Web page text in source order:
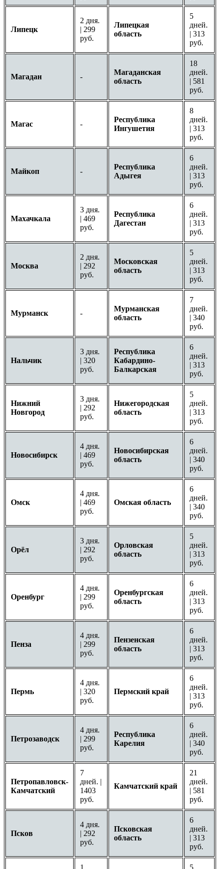
Липецк
2 дня.
| 299
руб.
Липецкая
область
5
дней.
| 313
руб.
Магадан -
Магаданская
область
18
дней.
| 581
руб.
Магас -
Республика
Ингушетия
8
дней.
| 313
руб.
Майкоп -
Республика
Адыгея
6
дней.
| 313
руб.
Махачкала
3 дня.
| 469
руб.
Республика
Дагестан
6
дней.
| 313
руб.
Москва
2 дня.
| 292
руб.
Московская
область
5
дней.
| 313
руб.
Мурманск -
Мурманская
область
7
дней.
| 340
руб.
Нальчик
3 дня.
| 320
руб.
Республика
Кабардино-
Балкарская
6
дней.
| 313
руб.
Нижний
Новгород
3 дня.
| 292
руб.
Нижегородская
область
5
дней.
| 313
руб.
Новосибирск
4 дня.
| 469
руб.
Новосибирская
область
6
дней.
| 340
руб.
Омск
4 дня.
| 469
руб.
Омская область
6
дней.
| 340
руб.
Орёл
3 дня.
| 292
руб.
Орловская
область
5
дней.
| 313
руб.
Оренбург
4 дня.
| 299
руб.
Оренбургская
область
6
дней.
| 313
руб.
Пенза
4 дня.
| 299
руб.
Пензенская
область
6
дней.
| 313
руб.
Пермь
4 дня.
| 320
руб.
Пермский край
6
дней.
| 313
руб.
Петрозаводск
4 дня.
| 299
руб.
Республика
Карелия
6
дней.
| 340
руб.
Петропавловск-
Камчатский
7
дней. |
1403
руб.
Камчатский край
21
дней.
| 581
руб.
Псков
4 дня.
| 292
руб.
Псковская
область
6
дней.
| 313
руб.
1 5